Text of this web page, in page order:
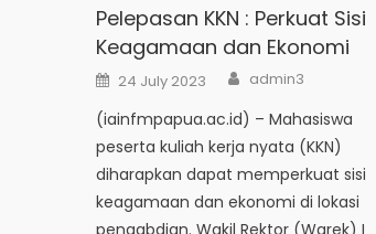
Pelepasan KKN : Perkuat Sisi
Keagamaan dan Ekonomi
Posted
on
24 July 2023 Author
admin3
(iainfmpapua.ac.id) – Mahasiswa
peserta kuliah kerja nyata (KKN)
diharapkan dapat memperkuat sisi
keagamaan dan ekonomi di lokasi